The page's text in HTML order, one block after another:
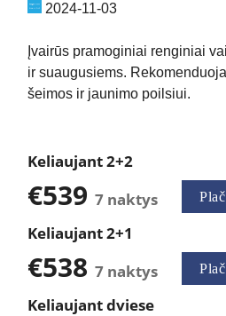
2024-11-03
Įvairūs pramoginiai renginiai
ir suaugusiems.
šeimos ir jaunimo poilsiui.
Keliaujant 2+2
€539 7 naktys
Keliaujant 2+1
€538 7 naktys
Keliaujant dviese